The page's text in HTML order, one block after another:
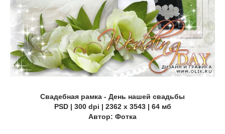
Свадебная рамка - День нашей свадьбы
PSD | 300 dpi | 2362 x 3543 | 64 мб
Автор: Фотка